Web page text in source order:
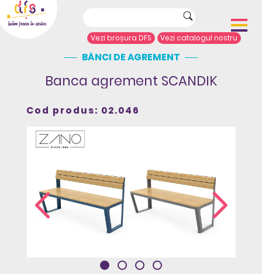
Vezi broșura DFS Vezi catalogul nostru
Despre noi
Echipamente de joacă
Sport și agrement
Mobilier urban
Arhitecți/Proiectanți
Contact
BĂNCI DE AGREMENT
Banca agrement SCANDIK
Cod produs: 02.046